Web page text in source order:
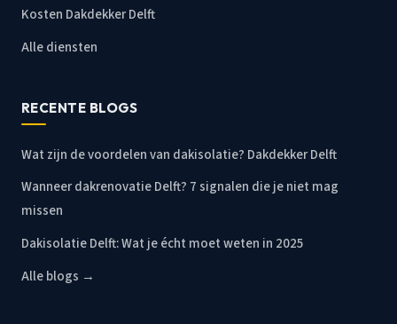
Kosten Dakdekker Delft
Alle diensten
RECENTE BLOGS
Wat zijn de voordelen van dakisolatie? Dakdekker Delft
Wanneer dakrenovatie Delft? 7 signalen die je niet mag
missen
Dakisolatie Delft: Wat je écht moet weten in 2025
Alle blogs →